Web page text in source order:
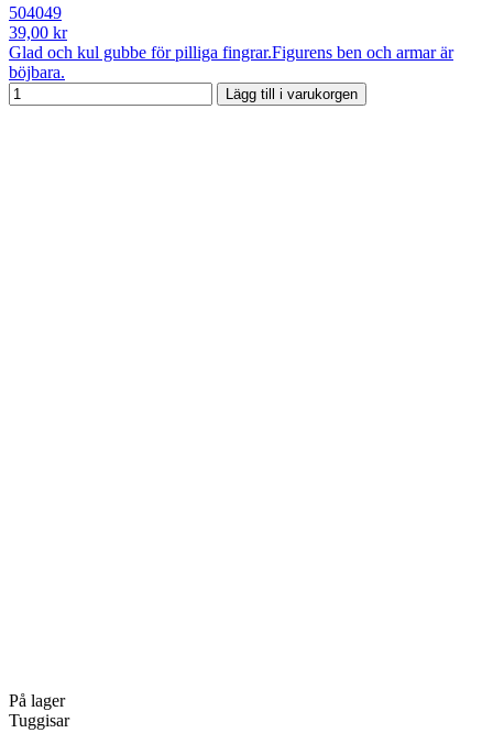
504049
39,00 kr
Glad och kul gubbe för pilliga fingrar.Figurens ben och armar är
böjbara.
Lägg till i varukorgen
På lager
Tuggisar